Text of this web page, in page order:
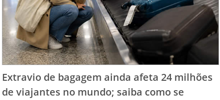
Extravio de bagagem ainda afeta 24 milhões
de viajantes no mundo; saiba como se